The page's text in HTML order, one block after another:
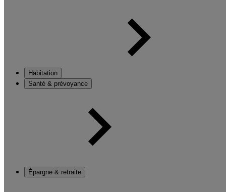
Habitation
Santé & prévoyance
Épargne & retraite